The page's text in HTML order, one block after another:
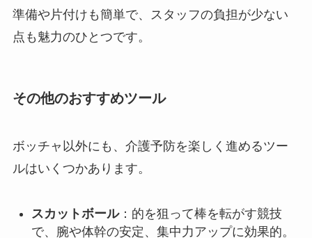
準備や片付けも簡単で、スタッフの負担が少ない
点も魅力のひとつです。
その他のおすすめツール
ボッチャ以外にも、介護予防を楽しく進めるツー
ルはいくつかあります。
スカットボール：的を狙って棒を転がす競技
で、腕や体幹の安定、集中力アップに効果的。